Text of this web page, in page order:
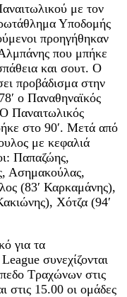
με τον
Υποδομής
προηγήθηκαν
που μπήκε
και σουτ. Ο
προβάδισμα στην
ο Παναθηναϊκός
Παναιτωλικός
στο 90′. Μετά από
με κεφαλιά
Παπαζώης,
Ασημακούλας,
(83′ Καρκαμάνης),
Χότζα (94′
για τα
συνεχίζονται
Τραχώνων στις
στις 15.00 οι ομάδες